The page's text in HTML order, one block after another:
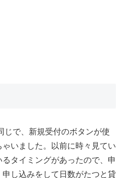
じで、新規受付のボタンが使
いました。以前に時々見てい
タイミングがあったので、申
し込みをして日数がたつと貸